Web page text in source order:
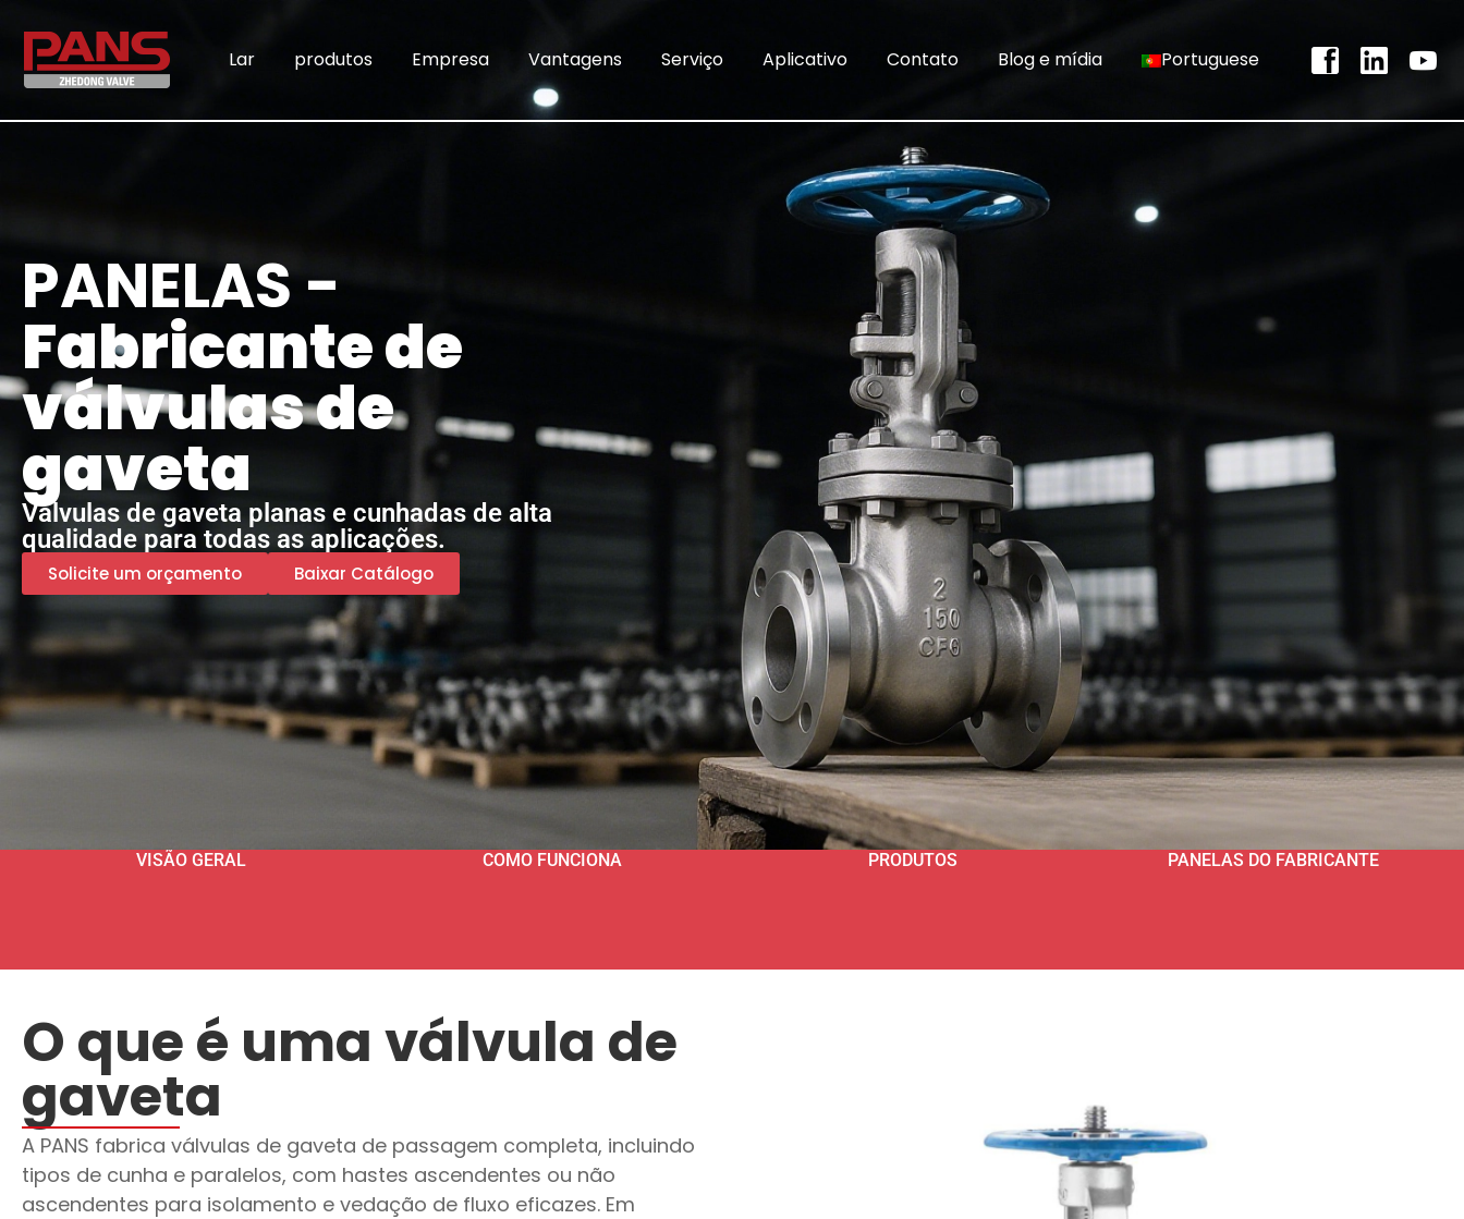
Lar produtos Empresa Vantagens Serviço Aplicativo Contato Blog e mídia Portuguese
PANELAS -
Fabricante de
válvulas de
gaveta
Válvulas de gaveta planas e cunhadas de alta
qualidade para todas as aplicações.
Solicite um orçamento Baixar Catálogo
VISÃO GERAL COMO FUNCIONA PRODUTOS PANELAS DO FABRICANTE
O que é uma válvula de
gaveta
A PANS fabrica válvulas de gaveta de passagem completa, incluindo
tipos de cunha e paralelos, com hastes ascendentes ou não
ascendentes para isolamento e vedação de fluxo eficazes. Em